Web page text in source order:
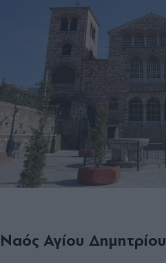
Ναός Αγίου Δημητρίου